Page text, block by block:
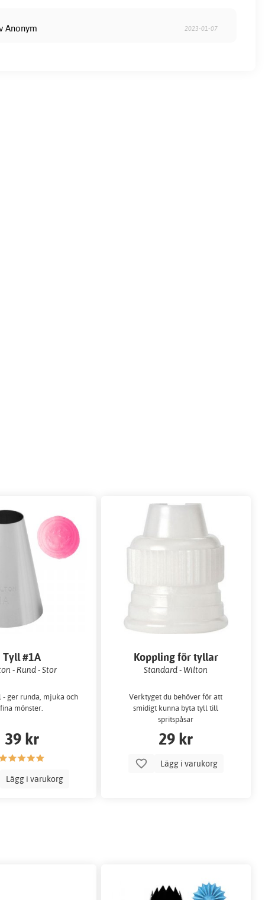
Anonym 2023-01-07
Tyll #1A
- Rund - Stor
- ger runda, mjuka och
fina mönster.
39 kr
Lägg i varukorg
Koppling för tyllar
Standard - Wilton
Verktyget du behöver för att
smidigt kunna byta tyll till
spritspåsar
29 kr
Lägg i varukorg